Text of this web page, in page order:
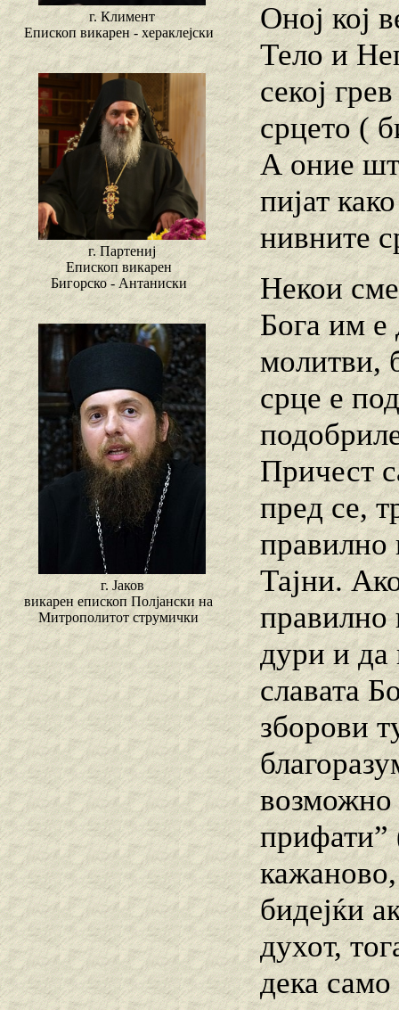
г. Климент
Епископ викарен - хераклејски
г. Партениј
Епископ викарен
Бигорско - Антаниски
г. Јаков
викарен епископ Полјански на
Митрополитот струмички
Оној кој
Тело и
секој
срцето (
А оние
пијат
нивните
Некои
Бога им е
молитви,
срце е
Причест
пред се,
правилно
Тајни.
правилно
дури и да
славата
зборови
возможно
прифати”
бидејќи
духот,
дека